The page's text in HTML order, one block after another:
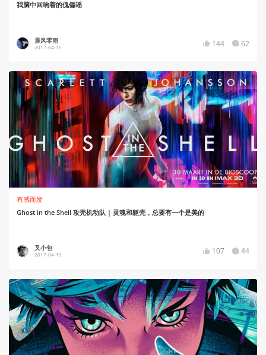
我脑中回响着的傀儡谣
晨风零雨
2017-04-15 144 62
有感而发
Ghost in the Shell 攻壳机动队 | 灵魂和躯壳，总要有一个是美的
叉小包
2017-04-15 107 44